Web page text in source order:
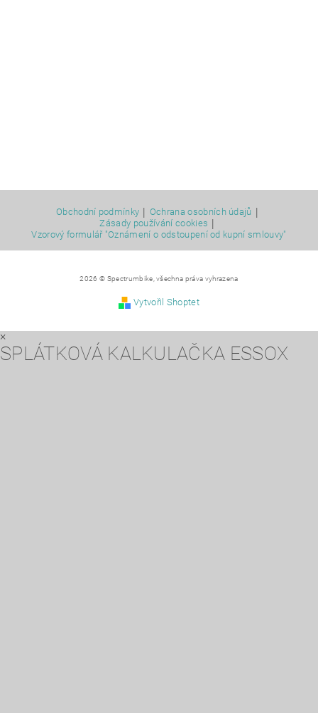
Obchodní podmínky Ochrana osobních údajů
Zásady používání cookies
Vzorový formulář "Oznámení o odstoupení od kupní smlouvy"
2026 © Spectrumbike, všechna práva vyhrazena
Vytvořil Shoptet
×
SPLÁTKOVÁ KALKULAČKA ESSOX